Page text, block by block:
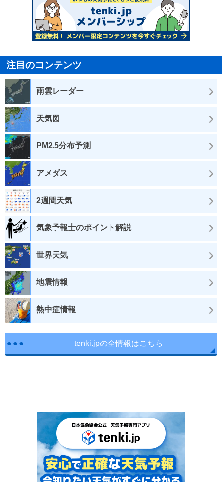
注目のコンテンツ
雨雲レーダー
天気図
PM2.5分布予測
アメダス
2週間天気
気象予報士のポイント解説
世界天気
地震情報
熱中症情報
tenki.jpの全情報はこちら